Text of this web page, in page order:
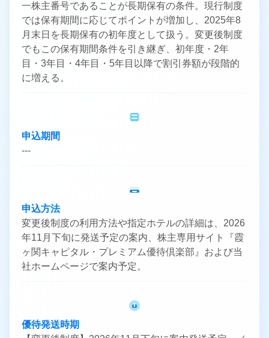
一株主番号であることが長期保有の条件。現行制度
では保有期間に応じてポイントが増加し、2025年8
月末日を長期保有の初年度として扱う。変更後制度
でもこの保有期間条件を引き継ぎ、初年度・2年
目・3年目・4年目・5年目以降で割引券額が段階的
に増える。
申込期間
---
申込方法
変更後制度の利用方法や指定ホテルの詳細は、2026
年11月下旬に発送予定の案内、株主専用サイト『霞
ヶ関キャピタル・プレミアム優待倶楽部』および当
社ホームページで案内予定。
優待発送時期